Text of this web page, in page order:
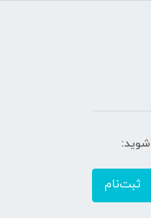
شوید:
ثبت‌نام